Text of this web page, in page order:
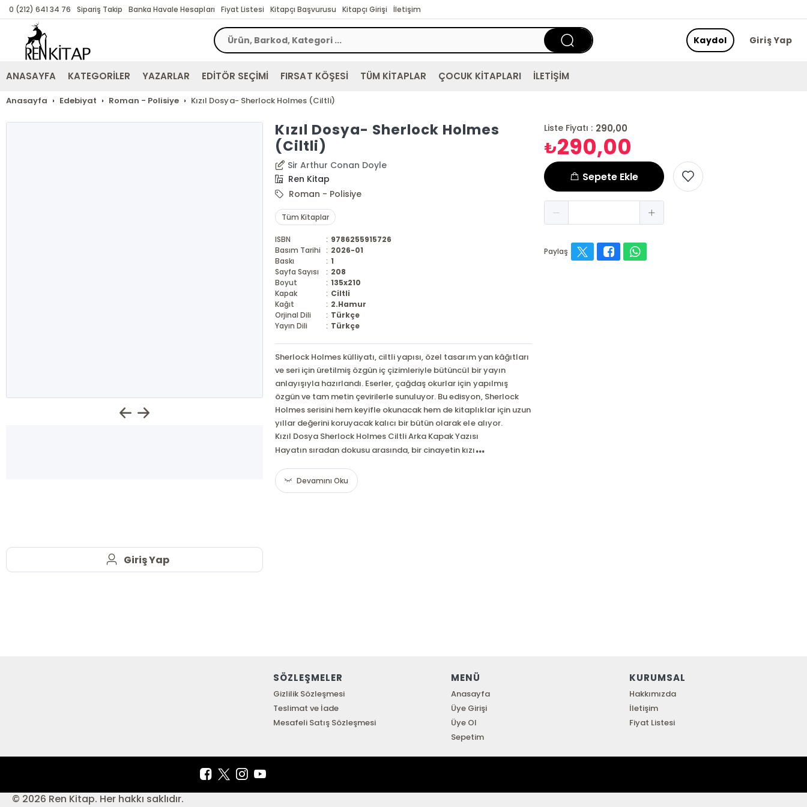
0 (212) 641 34 76 Sipariş Takip Banka Havale Hesapları Fiyat Listesi Kitapçı Başvurusu Kitapçı Girişi İletişim
Giriş Yap
Kaydol
ANASAYFA KATEGORİLER YAZARLAR EDİTÖR SEÇİMİ FIRSAT KÖŞESİ TÜM KİTAPLAR ÇOCUK KİTAPLARI İLETİŞİM
Anasayfa Edebiyat Roman - Polisiye Kızıl Dosya- Sherlock Holmes (Ciltli)
Kızıl Dosya- Sherlock Holmes
(Ciltli)
Sir Arthur Conan Doyle
Ren Kitap
Roman - Polisiye
Tüm Kitaplar
ISBN : 9786255915726
Basım Tarihi : 2026-01
Baskı
: 1
Sayfa Sayısı
: 208
Boyut
: 135x210
Kapak
: Ciltli
Kağıt
: 2.Hamur
Orjinal Dili
: Türkçe
Yayın Dili
: Türkçe
Sherlock Holmes külliyatı, ciltli yapısı, özel tasarım yan kâğıtları
ve seri için üretilmiş özgün iç çizimleriyle bütüncül bir yayın
anlayışıyla hazırlandı. Eserler, çağdaş okurlar için yapılmış
özgün ve tam metin çevirilerle sunuluyor. Bu edisyon, Sherlock
Holmes serisini hem keyifle okunacak hem de kitaplıklar için uzun
yıllar değerini koruyacak kalıcı bir bütün olarak ele alıyor.
Kızıl Dosya Sherlock Holmes Ciltli Arka Kapak Yazısı
Hayatın sıradan dokusu arasında, bir cinayetin kızı...
Devamını Oku
Liste Fiyatı : 290,00
₺290,00
Sepete Ekle
Paylaş
Giriş Yap
SÖZLEŞMELER
Gizlilik Sözleşmesi
Teslimat ve İade
Mesafeli Satış Sözleşmesi
MENÜ
Anasayfa
Üye Girişi
Üye Ol
Sepetim
KURUMSAL
Hakkımızda
İletişim
Fiyat Listesi
© 2026 Ren Kitap. Her hakkı saklıdır.